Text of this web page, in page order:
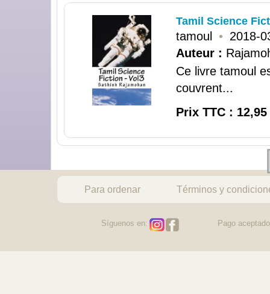
Tamil Science
tamoul • 2018-
Auteur :
Ce livre tamoul
couvrent...
Prix TTC : 12,95
Para ordenar Términos y
Síguenos en: Pago